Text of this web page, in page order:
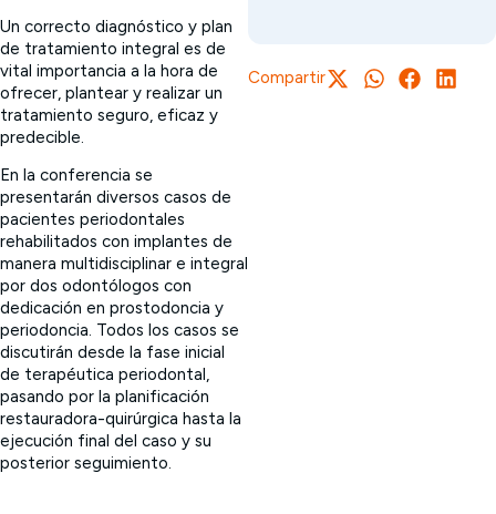
Un correcto diagnóstico y plan
de tratamiento integral es de
vital importancia a la hora de
ofrecer, plantear y realizar un
tratamiento seguro, eficaz y
predecible.
En la conferencia se
presentarán diversos casos de
pacientes periodontales
rehabilitados con implantes de
manera multidisciplinar e integral
por dos odontólogos con
dedicación en prostodoncia y
periodoncia. Todos los casos se
discutirán desde la fase inicial
de terapéutica periodontal,
pasando por la planificación
restauradora-quirúrgica hasta la
ejecución final del caso y su
posterior seguimiento.
Compartir